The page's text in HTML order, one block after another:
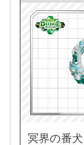
冥界の番